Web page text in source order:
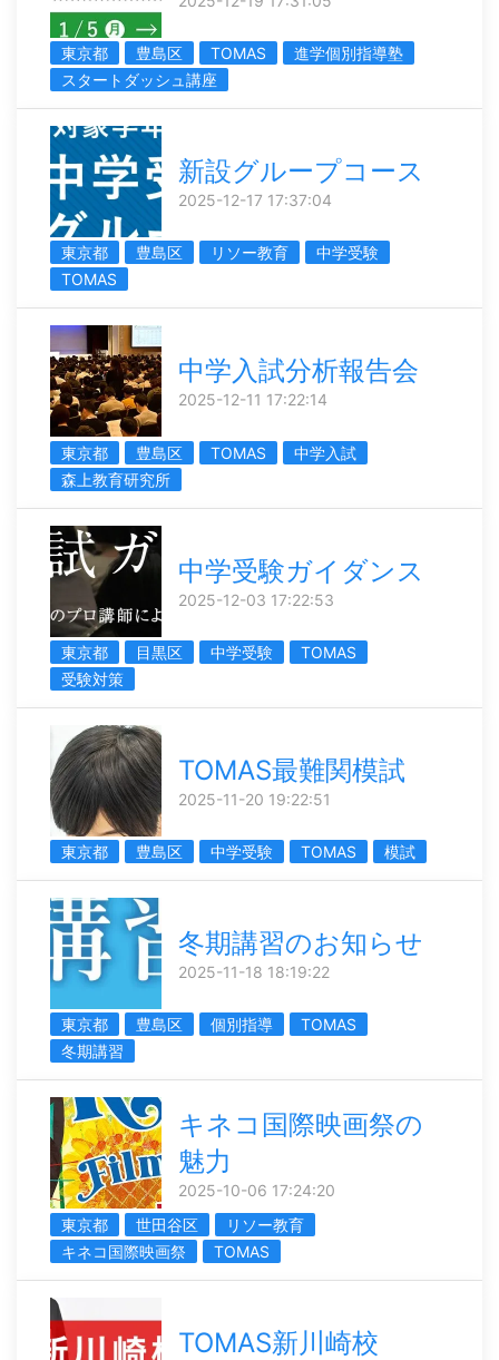
東京都 豊島区 TOMAS
進学個別指導塾
スタートダッシュ講座
新設グループコース
2025-12-17 17:37:04
東京都 豊島区 リソー教育
中学受験
TOMAS
中学入試分析報告会
2025-12-11 17:22:14
東京都 豊島区 TOMAS
中学入試
森上教育研究所
中学受験ガイダンス
2025-12-03 17:22:53
東京都 目黒区 中学受験
TOMAS
受験対策
TOMAS最難関模試
2025-11-20 19:22:51
東京都 豊島区 中学受験 TOMAS 模試
冬期講習のお知らせ
2025-11-18 18:19:22
東京都 豊島区 個別指導
TOMAS
冬期講習
キネコ国際映画祭の
魅力
2025-10-06 17:24:20
東京都
世田谷区
リソー教育
キネコ国際映画祭
TOMAS
TOMAS新川崎校